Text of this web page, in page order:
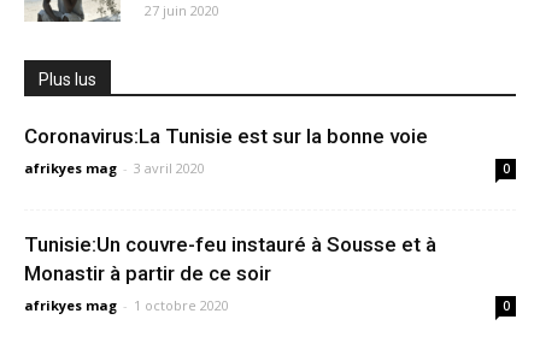
27 juin 2020
Plus lus
Coronavirus:La Tunisie est sur la bonne voie
afrikyes mag - 3 avril 2020 0
Tunisie:Un couvre-feu instauré à Sousse et à
Monastir à partir de ce soir
afrikyes mag - 1 octobre 2020 0